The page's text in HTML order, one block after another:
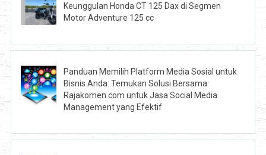
Keunggulan Honda CT 125 Dax di Segmen
Motor Adventure 125 cc
Panduan Memilih Platform Media Sosial untuk
Bisnis Anda: Temukan Solusi Bersama
Rajakomen.com untuk Jasa Social Media
Management yang Efektif